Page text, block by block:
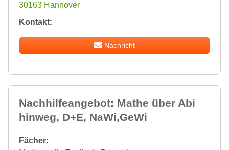
30163 Hannover
Kontakt:
Nachricht
Nachhilfeangebot: Mathe über Abi
hinweg, D+E, NaWi,GeWi
Fächer: